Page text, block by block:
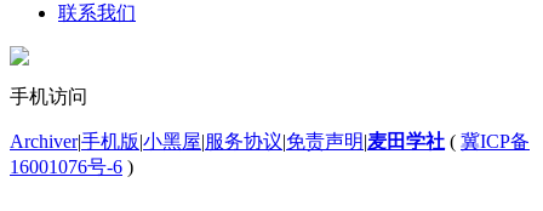
联系我们
手机访问
Archiver|手机版|小黑屋|服务协议|免责声明|麦田学社 ( 冀ICP备
16001076号-6 )